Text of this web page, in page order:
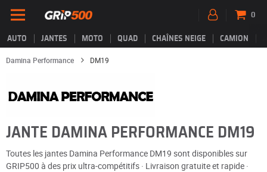
AUTO JANTES MOTO QUAD CHAÎNES NEIGE CAMION
0
Damina Performance DM19
JANTE DAMINA PERFORMANCE DM19
Toutes les jantes Damina Performance DM19 sont disponibles sur
GRIP500 à des prix ultra-compétitifs · Livraison gratuite et rapide ·